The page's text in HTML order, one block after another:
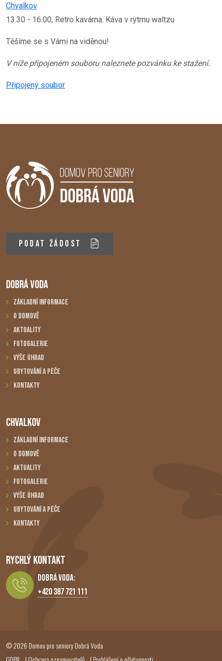
Chvalkov
13.30 - 16.00, Retro kavárna: Káva v rytmu waltzu
Těšíme se s Vámi na viděnou!
V níže připojeném souboru naleznete pozvánku ke stažení.
Připojený soubor
PODAT ŽÁDOST
DOBRÁ VODA
Základní informace
O domově
Aktuality
Fotogalerie
Výše úhrad
Ubytování a péče
Kontakty
CHVALKOV
Základní informace
O domově
Aktuality
Fotogalerie
Výše úhrad
Ubytování a péče
Kontakty
RYCHLÝ KONTAKT
Dobrá Voda:
+420 387 721 111
© 2026 Domov pro seniory Dobrá Voda